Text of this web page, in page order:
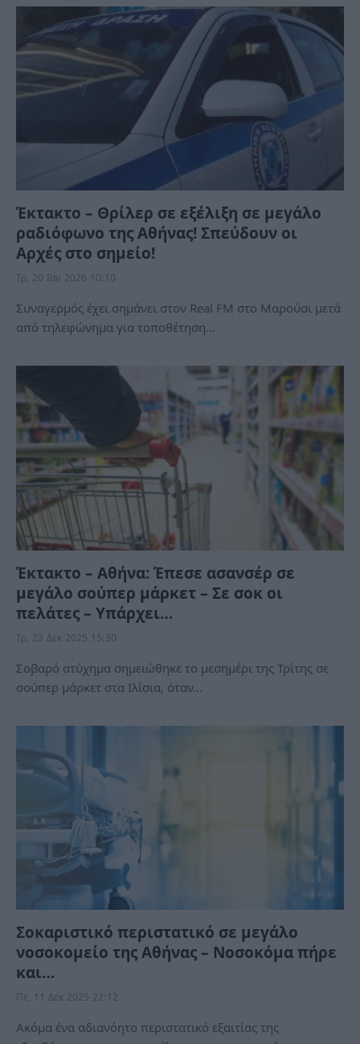
Έκτακτο – Θρίλερ σε εξέλιξη σε μεγάλο
ραδιόφωνο της Αθήνας! Σπεύδουν οι
Αρχές στο σημείο!
Τρ, 20 Ιαν 2026 10:10
Συναγερμός έχει σημάνει στον Real FM στο Μαρούσι μετά
από τηλεφώνημα για τοποθέτηση…
Έκτακτο – Αθήνα: Έπεσε ασανσέρ σε
μεγάλο σούπερ μάρκετ – Σε σοκ οι
πελάτες – Υπάρχει…
Τρ, 23 Δεκ 2025 15:30
Σοβαρό ατύχημα σημειώθηκε το μεσημέρι της Τρίτης σε
σούπερ μάρκετ στα Ιλίσια, όταν…
Σοκαριστικό περιστατικό σε μεγάλο
νοσοκομείο της Αθήνας – Νοσοκόμα πήρε
και…
Πε, 11 Δεκ 2025 22:12
Ακόμα ένα αδιανόητο περιστατικό εξαιτίας της